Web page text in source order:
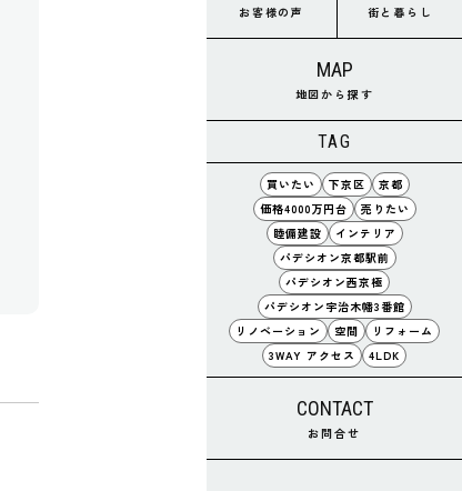
お客様の声 街と暮らし
MAP
地図から探す
TAG
買いたい 下京区
京都
価格4000万円台
売りたい
睦備建設
インテリア
パデシオン京都駅前
パデシオン西京極
パデシオン宇治木幡3番館
リノベーション
空間
リフォーム
3WAY アクセス
4LDK
CONTACT
お問合せ